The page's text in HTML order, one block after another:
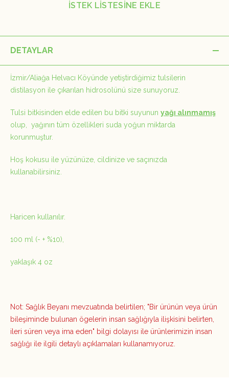
İSTEK LİSTESİNE EKLE
DETAYLAR
İzmir/Aliağa Helvacı Köyünde yetiştirdiğimiz tulsilerin
distilasyon ile çıkarılan hidrosolünü size sunuyoruz.
Tulsi bitkisinden elde edilen bu bitki suyunun yağı alınmamış
olup, yağının tüm özellikleri suda yoğun miktarda
korunmuştur.
Hoş kokusu ile yüzünüze, cildinize ve saçınızda
kullanabilirsiniz.
Haricen kullanılır.
100 ml (- + %10),
yaklaşık 4 oz
Not: Sağlık Beyanı mevzuatında belirtilen; "Bir ürünün veya ürün
bileşiminde bulunan ögelerin insan sağlığıyla ilişkisini belirten,
ileri süren veya ima eden" bilgi dolayısı ile ürünlerimizin insan
sağlığı ile ilgili detaylı açıklamaları kullanamıyoruz.